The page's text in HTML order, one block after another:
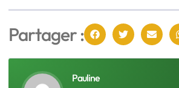
Partager :
Pauline